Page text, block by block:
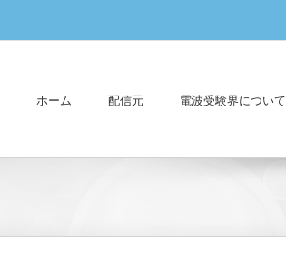
ホーム 配信元 電波受験界について